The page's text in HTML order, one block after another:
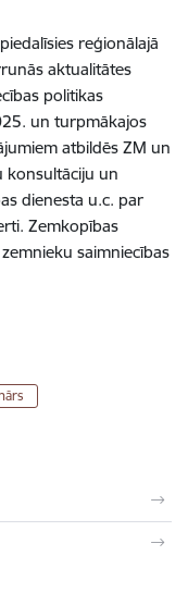
piedalīsies reģionālajā
aktualitātes
politikas
un turpmākajos
atbildēs ZM un
konsultāciju un
dienesta u.c. par
Zemkopības
saimniecības